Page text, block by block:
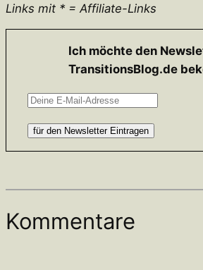
Links mit * = Affiliate-Links
Ich möchte den
TransitionsBlog.de
Kommentare